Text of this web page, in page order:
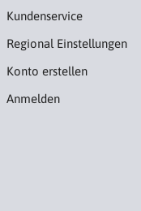
Kundenservice
Regional Einstellungen
Konto erstellen
Anmelden